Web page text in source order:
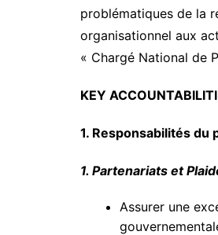
problématiques de la
organisationnel aux
« Chargé National de
KEY
1. Responsabilités du
1. Partenariats et
Assurer une